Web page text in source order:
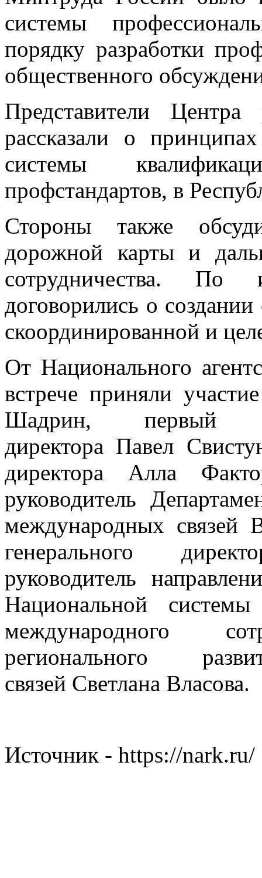
системы
порядку разработки
общественного
Представители Центра
рассказали о
системы
профстандартов, в
Стороны также
дорожной карты и
сотрудничества. По
договорились о
скоординированной и
От Национального
встрече приняли
Шадрин, первый
директора Павел
директора Алла
руководитель
международных связей
генерального
руководитель
Национальной
международного
регионального
связей Светлана Власова.
Источник - https://nark.ru/